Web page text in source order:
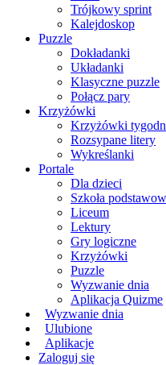
Trójkowy sprint
Kalejdoskop
Puzzle
Dokładanki
Układanki
Klasyczne puzzle
Połącz pary
Krzyżówki
Krzyżówki
Rozsypane litery
Wykreślanki
Portale
Dla dzieci
Szkoła
Liceum
Lektury
Gry logiczne
Krzyżówki
Puzzle
Wyzwanie dnia
Aplikacja Quizme
Wyzwanie dnia
Ulubione
Aplikacje
Zaloguj się